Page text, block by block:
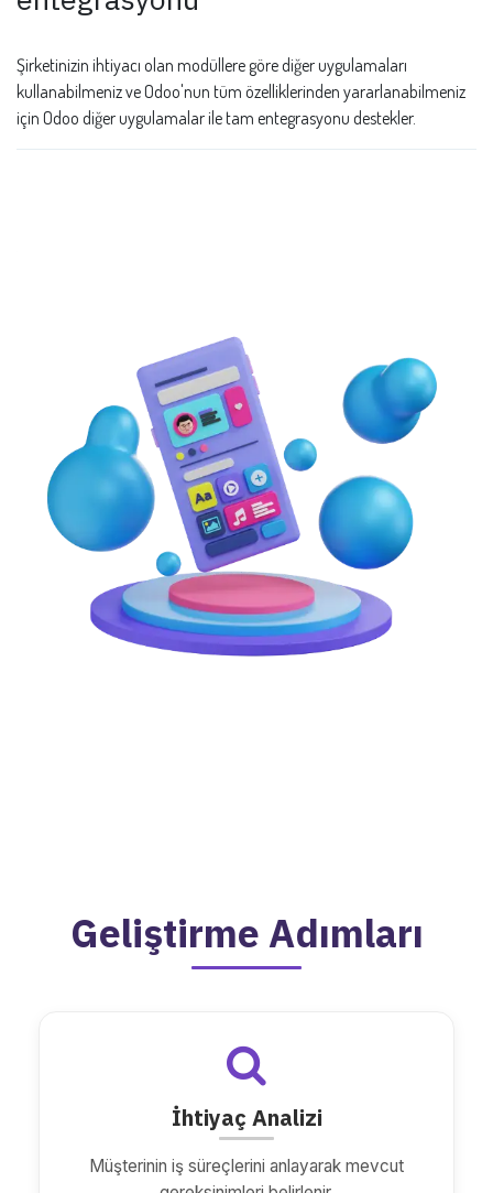
Şirketinizin ihtiyacı olan modüllere göre diğer uygulamaları
kullanabilmeniz ve Odoo'nun tüm özelliklerinden yararlanabilmeniz
için Odoo diğer uygulamalar ile tam entegrasyonu destekler.
Geliştirme Adımları
İhtiyaç Analizi
Müşterinin iş süreçlerini anlayarak mevcut